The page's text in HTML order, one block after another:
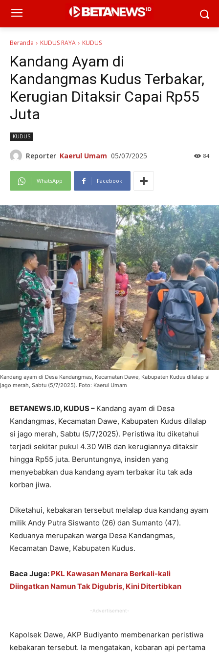
Beranda KUDUS RAYA KUDUS
Kandang Ayam di
Kandangmas Kudus Terbakar,
Kerugian Ditaksir Capai Rp55
Juta
KUDUS
Reporter Kaerul Umam 05/07/2025 84
WhatsApp Facebook
Kandang ayam di Desa Kandangmas, Kecamatan Dawe, Kabupaten Kudus dilalap si
jago merah, Sabtu (5/7/2025). Foto: Kaerul Umam
BETANEWS.ID, KUDUS – Kandang ayam di Desa
Kandangmas, Kecamatan Dawe, Kabupaten Kudus dilalap
si jago merah, Sabtu (5/7/2025). Peristiwa itu diketahui
terjadi sekitar pukul 4.30 WIB dan kerugiannya ditaksir
hingga Rp55 juta. Beruntungnya, insiden yang
menyebabkan dua kandang ayam terbakar itu tak ada
korban jiwa.
Diketahui, kebakaran tersebut melalap dua kandang ayam
milik Andy Putra Siswanto (26) dan Sumanto (47).
Keduanya merupakan warga Desa Kandangmas,
Kecamatan Dawe, Kabupaten Kudus.
Baca Juga: PKL Kawasan Menara Berkali-kali
Diingatkan Namun Tak Digubris, Kini Ditertibkan
-Advertisement-
Kapolsek Dawe, AKP Budiyanto membenarkan peristiwa
kebakaran tersebut. Ia mengatakan, kobaran api pertama